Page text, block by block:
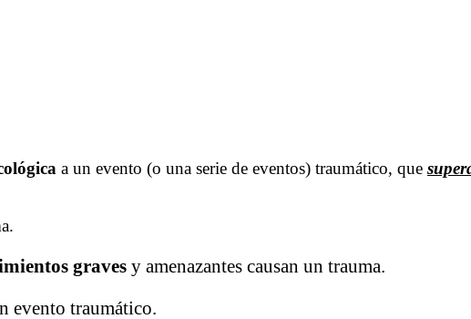
a un evento (o una serie de eventos) traumático, que
graves y amenazantes causan un trauma.
evento traumático.